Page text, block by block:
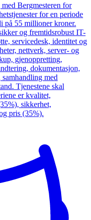
Bergmesteren for
for en periode
på 55 millioner kroner.
og fremtidsrobust IT-
servicedesk, identitet og
nettverk, server- og
gjenoppretting,
dokumentasjon,
med
Tjenestene skal
er kvalitet,
sikkerhet,
pris (35%).